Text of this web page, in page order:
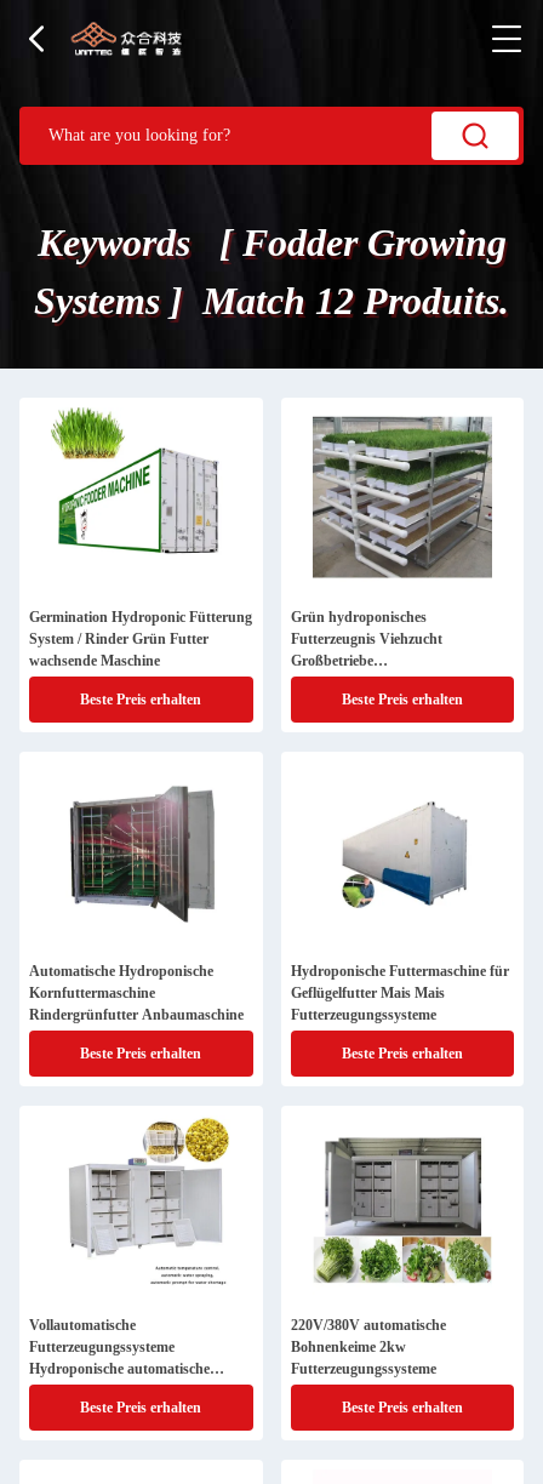
Keywords [ Fodder Growing
Systems ] Match 12 Produits.
Germination Hydroponic Fütterung
System / Rinder Grün Futter
wachsende Maschine
Beste Preis erhalten
Grün hydroponisches
Futterzeugnis Viehzucht
Großbetriebe
Futterzeugungssysteme
Beste Preis erhalten
Automatische Hydroponische
Kornfuttermaschine
Rindergrünfutter Anbaumaschine
Beste Preis erhalten
Hydroponische Futtermaschine für
Geflügelfutter Mais Mais
Futterzeugungssysteme
Beste Preis erhalten
Vollautomatische
Futterzeugungssysteme
Hydroponische automatische
Sprießmaschine
Beste Preis erhalten
220V/380V automatische
Bohnenkeime 2kw
Futterzeugungssysteme
Beste Preis erhalten